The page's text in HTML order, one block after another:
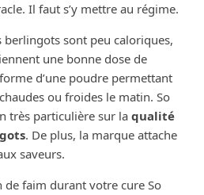
Il faut s’y mettre au régime.
berlingots sont peu caloriques,
une bonne dose de
d’une poudre permettant
ou froides le matin. So
très particulière sur la qualité
. De plus, la marque attache
saveurs.
de faim durant votre cure So